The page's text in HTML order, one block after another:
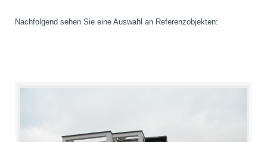
Nachfolgend sehen Sie eine Auswahl an Referenzobjekten: